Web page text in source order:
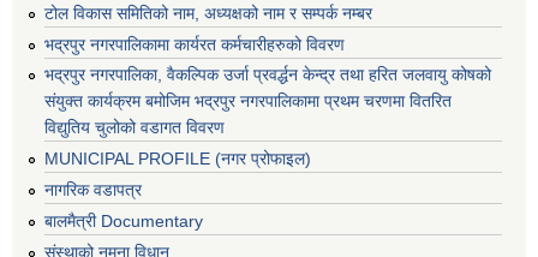
टोल विकास समितिको नाम, अध्यक्षको नाम र सम्पर्क नम्बर
भद्रपुर नगरपालिकामा कार्यरत कर्मचारीहरुको विवरण
भद्रपुर नगरपालिका, वैकल्पिक उर्जा प्रवर्द्धन केन्द्र तथा हरित जलवायु कोषको
संयुक्त कार्यक्रम बमोजिम भद्रपुर नगरपालिकामा प्रथम चरणमा वितरित
विद्युतिय चुलोको वडागत विवरण
MUNICIPAL PROFILE (नगर प्रोफाइल)
नागरिक वडापत्र
बालमैत्री Documentary
संस्थाको नमुना विधान